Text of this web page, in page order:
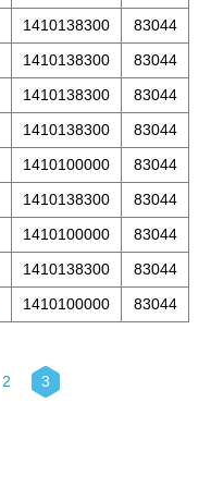
1410138300
83044
1410138300
83044
1410138300
83044
1410138300
83044
1410100000
83044
1410138300
83044
1410100000
83044
1410138300
83044
1410100000 83044
2 3